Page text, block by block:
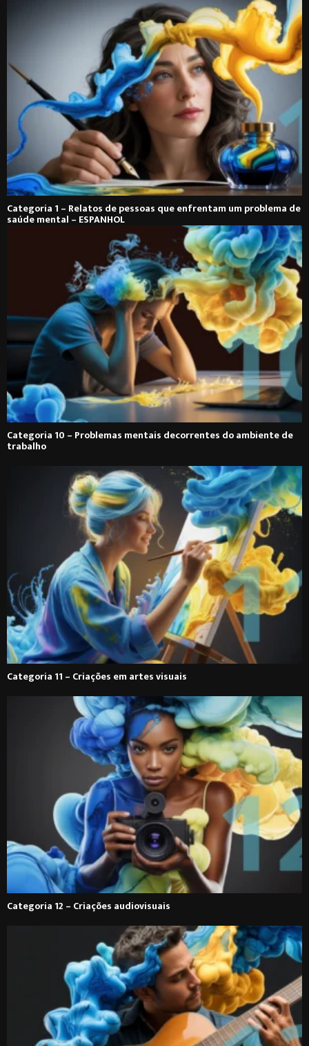
Categoria 1 – Relatos de pessoas que enfrentam um problema de
saúde mental – ESPANHOL
Categoria 10 – Problemas mentais decorrentes do ambiente de
trabalho
Categoria 11 – Criações em artes visuais
Categoria 12 – Criações audiovisuais